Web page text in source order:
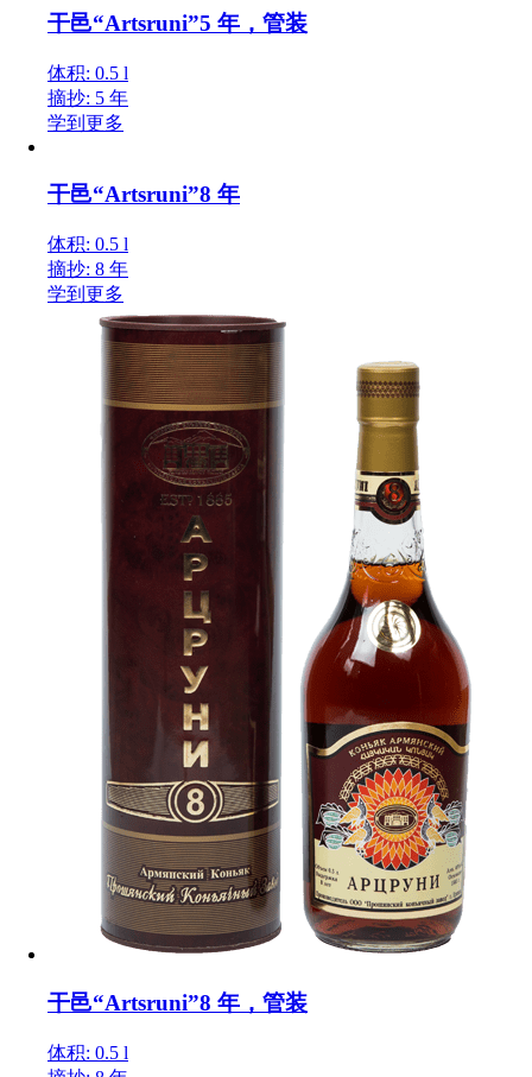
干邑“Artsruni”5 年，管装
体积: 0.5 l
摘抄: 5 年
学到更多
干邑“Artsruni”8 年
体积: 0.5 l
摘抄: 8 年
学到更多
干邑“Artsruni”8 年，管装
体积: 0.5 l